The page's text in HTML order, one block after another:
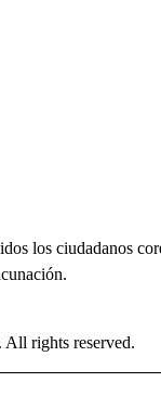
los ciudadanos
rights reserved.